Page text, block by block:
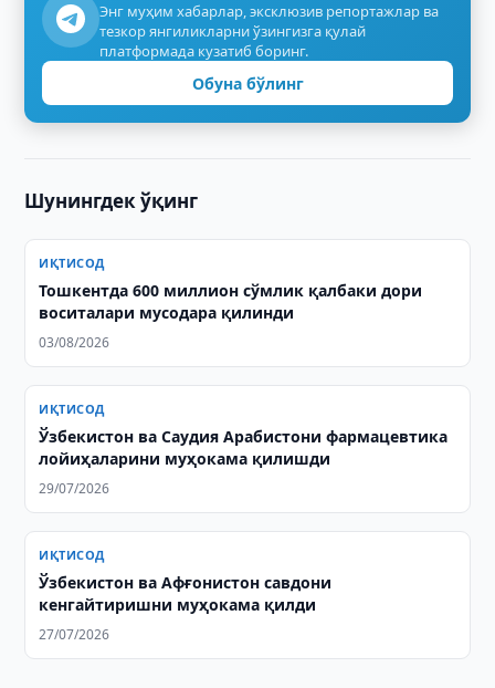
Энг муҳим хабарлар, эксклюзив репортажлар ва
тезкор янгиликларни ўзингизга қулай
платформада кузатиб боринг.
Обуна бўлинг
Шунингдек ўқинг
ИҚТИСОД
Тошкентда 600 миллион сўмлик қалбаки дори
воситалари мусодара қилинди
03/08/2026
ИҚТИСОД
Ўзбекистон ва Саудия Арабистони фармацевтика
лойиҳаларини муҳокама қилишди
29/07/2026
ИҚТИСОД
Ўзбекистон ва Афғонистон савдони
кенгайтиришни муҳокама қилди
27/07/2026